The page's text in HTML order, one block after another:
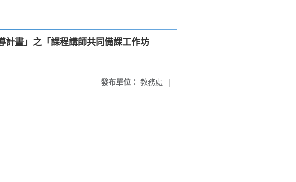
計畫」之「課程講師共同備課工作坊
發布單位： 教務處 |